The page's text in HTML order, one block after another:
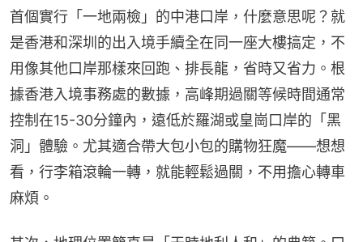
首個實行「一地兩檢」的中港口岸，什麼意思呢？就
是香港和深圳的出入境手續全在同一座大樓搞定，不
用像其他口岸那樣來回跑、排長龍，省時又省力。根
據香港入境事務處的數據，高峰期過關等候時間通常
控制在15-30分鐘內，遠低於羅湖或皇崗口岸的「黑
洞」體驗。尤其適合帶大包小包的購物狂魔——想想
看，行李箱滾輪一轉，就能輕鬆過關，不用擔心轉車
麻煩。